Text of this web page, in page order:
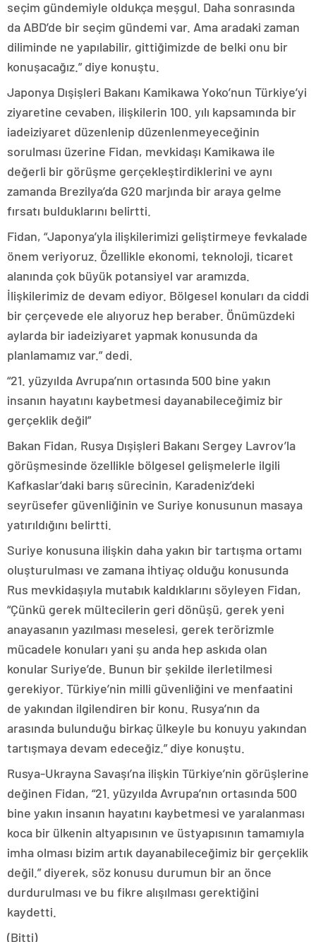
seçim gündemiyle oldukça meşgul. Daha sonrasında
da ABD’de bir seçim gündemi var. Ama aradaki zaman
diliminde ne yapılabilir, gittiğimizde de belki onu bir
konuşacağız.” diye konuştu.
Japonya Dışişleri Bakanı Kamikawa Yoko’nun Türkiye’yi
ziyaretine cevaben, ilişkilerin 100. yılı kapsamında bir
iadeiziyaret düzenlenip düzenlenmeyeceğinin
sorulması üzerine Fidan, mevkidaşı Kamikawa ile
değerli bir görüşme gerçekleştirdiklerini ve aynı
zamanda Brezilya’da G20 marjında bir araya gelme
fırsatı bulduklarını belirtti.
Fidan, “Japonya’yla ilişkilerimizi geliştirmeye fevkalade
önem veriyoruz. Özellikle ekonomi, teknoloji, ticaret
alanında çok büyük potansiyel var aramızda.
İlişkilerimiz de devam ediyor. Bölgesel konuları da ciddi
bir çerçevede ele alıyoruz hep beraber. Önümüzdeki
aylarda bir iadeiziyaret yapmak konusunda da
planlamamız var.” dedi.
“21. yüzyılda Avrupa’nın ortasında 500 bine yakın
insanın hayatını kaybetmesi dayanabileceğimiz bir
gerçeklik değil”
Bakan Fidan, Rusya Dışişleri Bakanı Sergey Lavrov’la
görüşmesinde özellikle bölgesel gelişmelerle ilgili
Kafkaslar’daki barış sürecinin, Karadeniz’deki
seyrüsefer güvenliğinin ve Suriye konusunun masaya
yatırıldığını belirtti.
Suriye konusuna ilişkin daha yakın bir tartışma ortamı
oluşturulması ve zamana ihtiyaç olduğu konusunda
Rus mevkidaşıyla mutabık kaldıklarını söyleyen Fidan,
“Çünkü gerek mültecilerin geri dönüşü, gerek yeni
anayasanın yazılması meselesi, gerek terörizmle
mücadele konuları yani şu anda hep askıda olan
konular Suriye’de. Bunun bir şekilde ilerletilmesi
gerekiyor. Türkiye’nin milli güvenliğini ve menfaatini
de yakından ilgilendiren bir konu. Rusya’nın da
arasında bulunduğu birkaç ülkeyle bu konuyu yakından
tartışmaya devam edeceğiz.” diye konuştu.
Rusya-Ukrayna Savaşı’na ilişkin Türkiye’nin görüşlerine
değinen Fidan, “21. yüzyılda Avrupa’nın ortasında 500
bine yakın insanın hayatını kaybetmesi ve yaralanması
koca bir ülkenin altyapısının ve üstyapısının tamamıyla
imha olması bizim artık dayanabileceğimiz bir gerçeklik
değil.” diyerek, söz konusu durumun bir an önce
durdurulması ve bu fikre alışılması gerektiğini
kaydetti.
(Bitti)